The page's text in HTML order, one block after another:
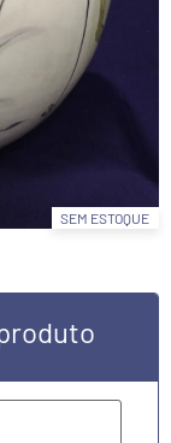
SEM ESTOQUE